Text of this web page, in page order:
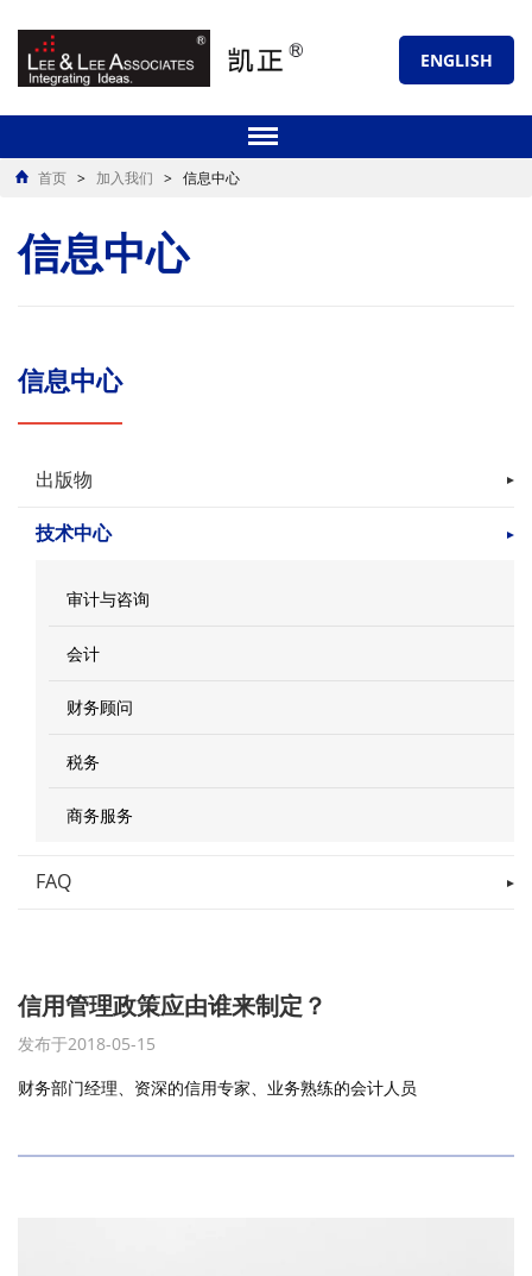
ENGLISH
首页 > 加入我们 > 信息中心
信息中心
信息中心
出版物
技术中心
审计与咨询
会计
财务顾问
税务
商务服务
FAQ
信用管理政策应由谁来制定？
发布于2018-05-15
财务部门经理、资深的信用专家、业务熟练的会计人员